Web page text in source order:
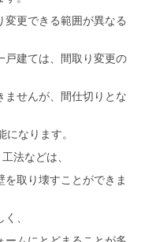
変更できる範囲が異なる
戸建ては、間取り変更の
ませんが、間仕切りとな
なります。
法などは、
取り壊すことができま
、